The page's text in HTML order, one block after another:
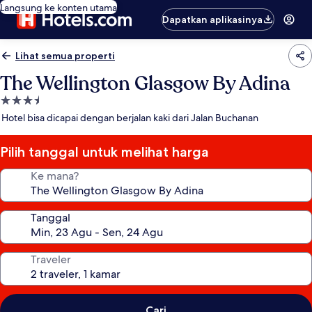
Langsung ke konten utama
Dapatkan aplikasinya
Lihat semua properti
The Wellington Glasgow By Adina
Properti
bintang
Hotel bisa dicapai dengan berjalan kaki dari Jalan Buchanan
Pilih tanggal untuk melihat harga
Ke mana?
Tanggal
Traveler